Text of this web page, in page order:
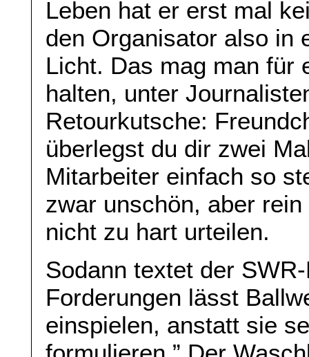
Leben hat er erst mal
den Organisator also in
Licht. Das mag man für
halten, unter
Retourkutsche:
überlegst du dir zwei
Mitarbeiter einfach so
zwar unschön, aber
nicht zu hart urteilen.
Sodann textet der
Forderungen lässt
einspielen, anstatt sie